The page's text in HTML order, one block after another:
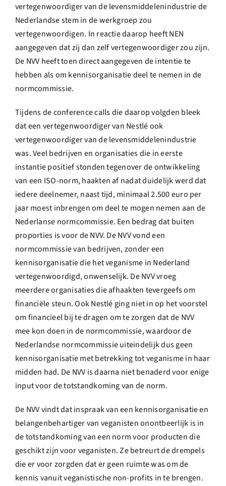
vertegenwoordiger van de levensmiddelenindustrie de
Nederlandse stem in de werkgroep zou
vertegenwoordigen. In reactie daarop heeft NEN
aangegeven dat zij dan zelf vertegenwoordiger zou zijn.
De NVV heeft toen direct aangegeven de intentie te
hebben als om kennisorganisatie deel te nemen in de
normcommissie.
Tijdens de conference calls die daarop volgden bleek
dat een vertegenwoordiger van Nestléook
vertegenwoordiger van de levensmiddelenindustrie
was. Veel bedrijven en organisaties die in eerste
instantie positief stonden tegenover de ontwikkeling
van een ISO-norm, haakten af nadat duidelijk werd dat
iedere deelnemer, naast tijd, minimaal 2.500 euro per
jaar moest inbrengen om deel te mogen nemen aan de
Nederlanse normcommissie. Een bedrag dat buiten
proporties is voor de NVV. De NVV vond een
normcommissie van bedrijven, zonder een
kennisorganisatie die het veganisme in Nederland
vertegenwoordigd, onwenselijk. De NVV vroeg
meerdere organisaties die afhaakten tevergeefs om
financiële steun. OokNestlé ging niet in op het voorstel
om financieel bij te dragen om te zorgen dat de NVV
mee kon doen in de normcommissie, waardoor de
Nederlandse normcommissie uiteindelijk dus geen
kennisorganisatie met betrekking tot veganisme in haar
midden had. De NVV is daarna niet benaderd voor enige
input voor de totstandkoming van de norm.
De NVV vindt dat inspraak van een kennisorganisatie en
belangenbehartiger van veganisten onontbeerlijk is in
de totstandkoming van een norm voor producten die
geschikt zijn voor veganisten. Ze betreurt de drempels
die er voor zorgden dat er geen ruimte was om de
kennis vanuit veganistische non-profits in te brengen.